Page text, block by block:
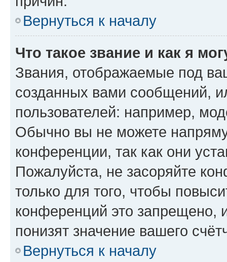
Вернуться к началу
Что такое звание и как я
Звания, отображаемые под
созданных вами сообщений,
пользователей: например,
Обычно вы не можете
конференции, так как они
Пожалуйста, не засоряйте
только для того, чтобы
конференций это запрещено,
понизят значение вашего
Вернуться к началу